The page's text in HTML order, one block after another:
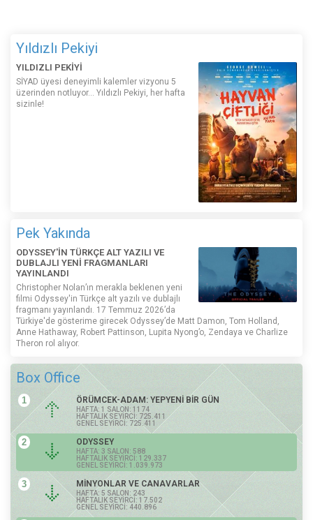
Yıldızlı Pekiyi
YILDIZLI PEKİYİ
SİYAD üyesi deneyimli kalemler vizyonu 5
üzerinden notluyor... Yıldızlı Pekiyi, her hafta
sizinle!
Pek Yakında
ODYSSEY'İN TÜRKÇE ALT YAZILI VE
DUBLAJLI YENİ FRAGMANLARI
YAYINLANDI
Christopher Nolan’ın merakla beklenen yeni
filmi Odyssey'in Türkçe alt yazılı ve dublajlı
fragmanı yayınlandı. 17 Temmuz 2026’da
Türkiye'de gösterime girecek Odyssey’de Matt Damon, Tom Holland,
Anne Hathaway, Robert Pattinson, Lupita Nyong’o, Zendaya ve Charlize
Theron rol alıyor.
Box Office
1 ÖRÜMCEK-ADAM: YEPYENİ BİR GÜN
HAFTA: 1 SALON: 1174
HAFTALIK SEYİRCİ: 725.411
GENEL SEYİRCİ: 725.411
2 ODYSSEY
HAFTA: 3 SALON: 588
HAFTALIK SEYİRCİ: 129.337
GENEL SEYİRCİ: 1.039.973
3 MİNYONLAR VE CANAVARLAR
HAFTA: 5 SALON: 243
HAFTALIK SEYİRCİ: 17.502
GENEL SEYİRCİ: 440.896